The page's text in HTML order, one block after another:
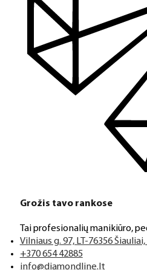
Grožis tavo rankose
Tai profesionalių manikiūro,
Vilniaus g. 97, LT-76356
+370 654 42885
info@diamondline.lt